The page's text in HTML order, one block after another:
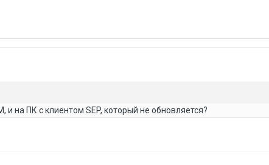
и на ПК с клиентом SEP, который не обновляется?